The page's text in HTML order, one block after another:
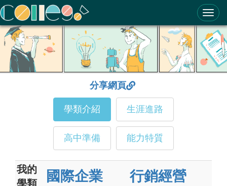
ColleGo! 大學選才與高中育才輔助系統
分享網頁
學類介紹 生涯進路
高中準備 能力特質
我的
學類
國際企業 行銷經營